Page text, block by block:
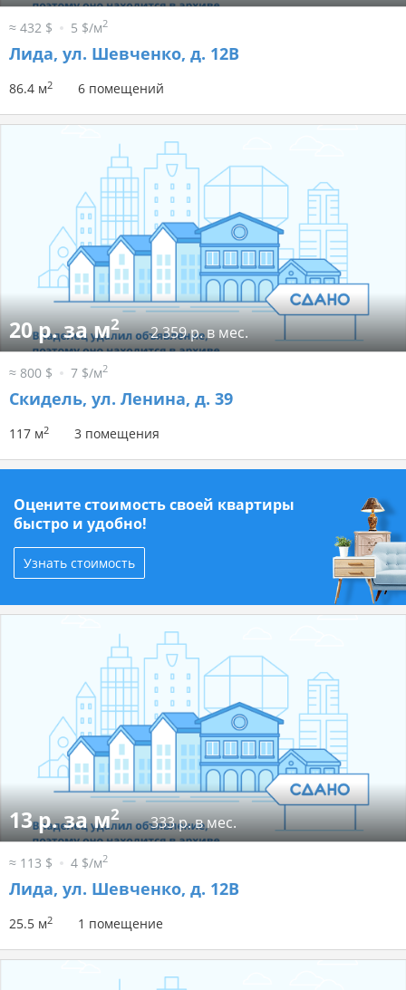
≈ 432 $ 5 $/м2
Лида, ул. Шевченко, д. 12В
86.4 м2 6 помещений
20 р. за м2 2 359 р. в мес.
≈ 800 $ 7 $/м2
Скидель, ул. Ленина, д. 39
117 м2 3 помещения
Оцените стоимость своей квартиры
быстро и удобно!
Узнать стоимость
13 р. за м2 333 р. в мес.
≈ 113 $ 4 $/м2
Лида, ул. Шевченко, д. 12В
25.5 м2 1 помещение